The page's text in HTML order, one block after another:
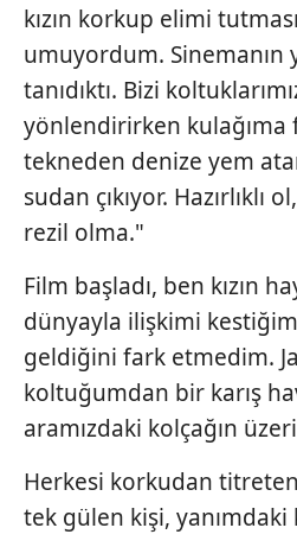
kızın korkup elimi
umuyordum. Sinemanın
tanıdıktı. Bizi
yönlendirirken kulağıma
tekneden denize yem
sudan çıkıyor. Hazırlıklı
rezil olma."
Film başladı, ben kızın
dünyayla ilişkimi
geldiğini fark etmedim.
koltuğumdan bir karış
aramızdaki kolçağın
Herkesi korkudan
tek gülen kişi, yanımdaki